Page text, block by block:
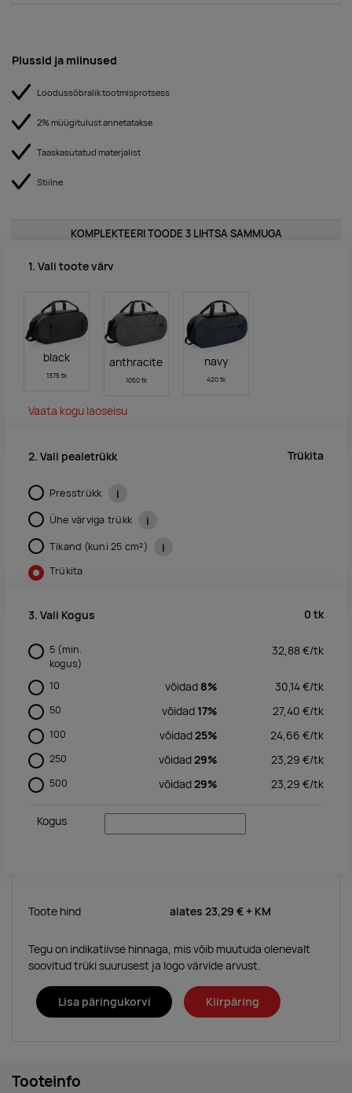
Plussid ja miinused
Loodussõbralik tootmisprotsess
2% müügitulust annetatakse
Taaskasutatud materjalist
Stiilne
KOMPLEKTEERI TOODE 3 LIHTSA SAMMUGA
1. Vali toote värv
black
1375 tk
anthracite
1050 tk
navy
420 tk
Vaata kogu laoseisu
2. Vali pealetrükk Trükita
Presstrükk i
Ühe värviga trükk i
Tikand (kuni 25 cm²) i
Trükita
3. Vali Kogus 0 tk
5 (min.
kogus)
32,88€/tk
10 võidad 8% 30,14€/tk
50 võidad 17% 27,40 €/tk
100 võidad25% 24,66 €/tk
250 võidad29% 23,29 €/tk
500 võidad29% 23,29 €/tk
Kogus
Toote hind alates 23,29 € + KM
Tegu on indikatiivse hinnaga, mis võib muutuda olenevalt
soovitud trüki suurusest ja logo värvide arvust.
Lisa päringukorvi Kiirpäring
Tooteinfo